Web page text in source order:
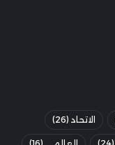
الاتحاد (26)